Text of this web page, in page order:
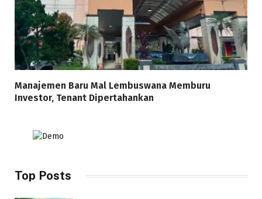
Manajemen Baru Mal Lembuswana Memburu
Investor, Tenant Dipertahankan
Top Posts